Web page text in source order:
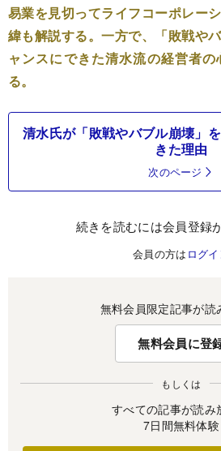
易業を見切ってライフコーポレー
緯も解説する。一方で、「敗戦や
ャンスにできた清水流の経営者
る。
清水氏が「敗戦やバブル崩壊」
きた理由
次のページ
続きを読むには会員登録
会員の方は ログ
無料会員限定記事が読
無料会員に登
もしくは
すべての記事が読み
7日間無料体験